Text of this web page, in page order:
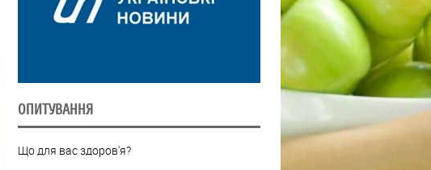
ОПИТУВАННЯ
Що для вас здоров'я?